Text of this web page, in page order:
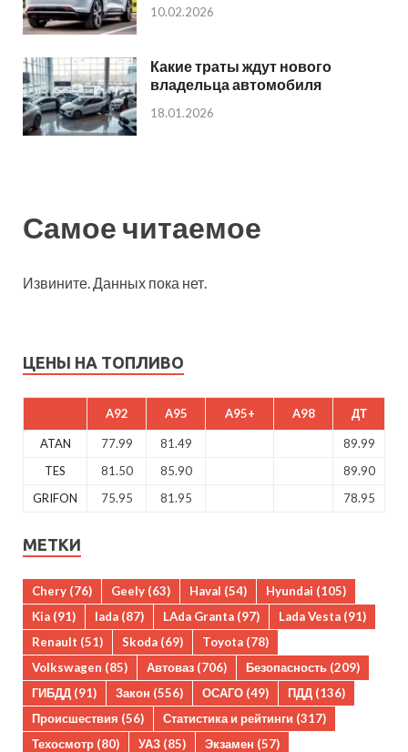
10.02.2026
Какие траты ждут нового
владельца автомобиля
18.01.2026
Самое читаемое
Извините. Данных пока нет.
ЦЕНЫ НА ТОПЛИВО
A92 A95 A95+ A98 ДТ
ATAN 77.99 81.49
89.99
TES
81.50 85.90
89.90
GRIFON
75.95 81.95 78.95
МЕТКИ
Chery (76) Geely (63) Haval (54) Hyundai (105)
Kia (91) lada (87) LAda Granta (97) Lada Vesta (91)
Renault (51) Skoda (69) Toyota (78)
Volkswagen (85) Автоваз (706) Безопасность (209)
ГИБДД (91) Закон (556) ОСАГО (49) ПДД (136)
Происшествия (56) Статистика и рейтинги (317)
Техосмотр (80) УАЗ (85) Экзамен (57)